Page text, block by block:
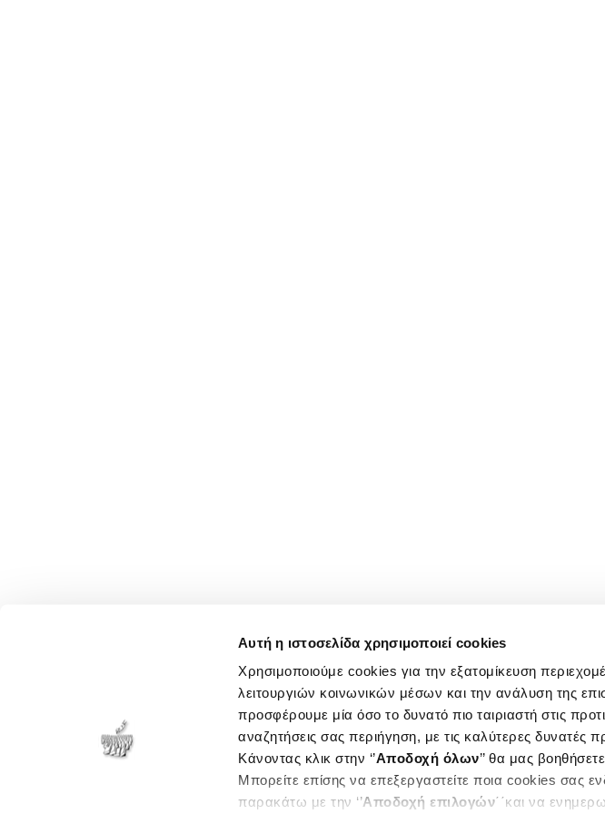
Αυτή η ιστοσελίδα χρησιμοποιεί cookies
Χρησιμοποιούμε cookies για την εξατομίκευση
λειτουργιών κοινωνικών μέσων και την ανάλυση της
προσφέρουμε μία όσο το δυνατό πιο ταιριαστή στις
αναζητήσεις σας περιήγηση, με τις καλύτερες δυνατές
Κάνοντας κλικ στην ‘’Αποδοχή όλων’’ θα μας
Μπορείτε επίσης να επεξεργαστείτε ποια cookies σας
παρακάτω με την ‘’Αποδοχή επιλογών΄΄και να